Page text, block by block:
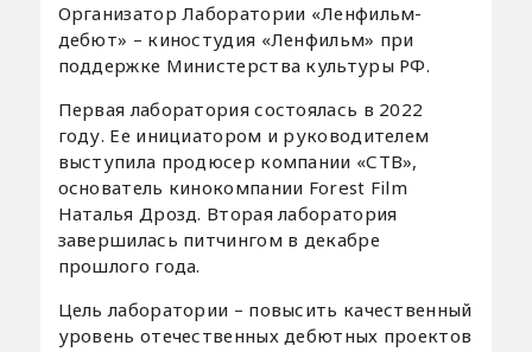
Организатор Лаборатории «Ленфильм-
дебют» – киностудия «Ленфильм» при
поддержке Министерства культуры РФ.
Первая лаборатория состоялась в 2022
году. Ее инициатором и руководителем
выступила продюсер компании «СТВ»,
основатель кинокомпании Forest Film
Наталья Дрозд. Вторая лаборатория
завершилась питчингом в декабре
прошлого года.
Цель лаборатории – повысить качественный
уровень отечественных дебютных проектов